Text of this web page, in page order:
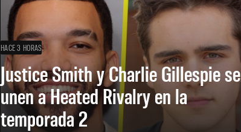
HACE 3 HORAS
Justice Smith y Charlie Gillespie se
unen a Heated Rivalry en la
temporada 2